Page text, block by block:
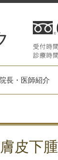
院長・医師紹介
皮下